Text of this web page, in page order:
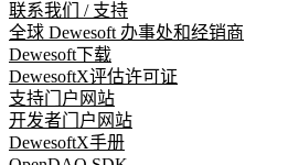
联系我们 / 支持
全球 Dewesoft 办事处和经销商
Dewesoft下载
DewesoftX评估许可证
支持门户网站
开发者门户网站
DewesoftX手册